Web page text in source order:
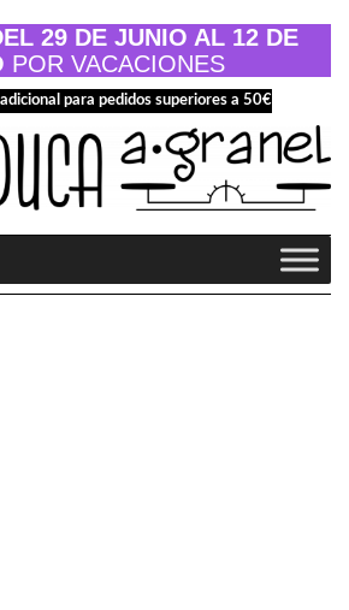
29 DE JUNIO AL 12 DE
POR VACACIONES
para pedidos superiores a 50€